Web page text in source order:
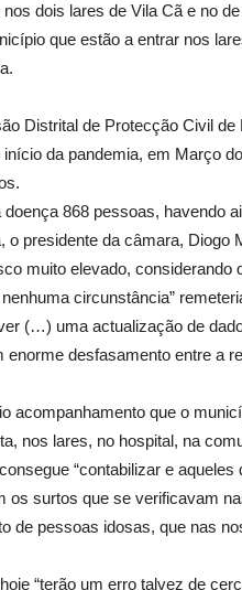
dois lares de Vila Cã e no
que estão a entrar nos
Distrital de Protecção Civil
da pandemia, em Março
868 pessoas, havendo
presidente da câmara, Diogo
muito elevado, considerando
circunstância”
(…) uma actualização de
desfasamento entre a
acompanhamento que o
nos lares, no hospital, na
“contabilizar e aqueles
os surtos que se verificavam
de pessoas idosas, que nas
“terão um erro talvez de